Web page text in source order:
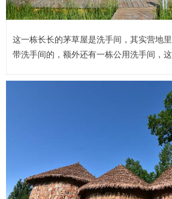
这一栋长长的茅草屋是洗手间，其实营地
带洗手间的，额外还有一栋公用洗手间，这